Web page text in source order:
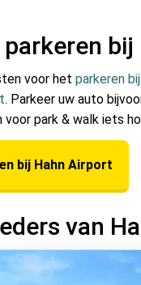
voor het parkeren
. Parkeer uw auto
park & walk iets
bij Hahn Airport
van